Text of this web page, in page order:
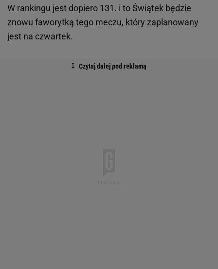
W rankingu jest dopiero 131. i to Świątek będzie
znowu faworytką tego meczu, który zaplanowany
jest na czwartek.